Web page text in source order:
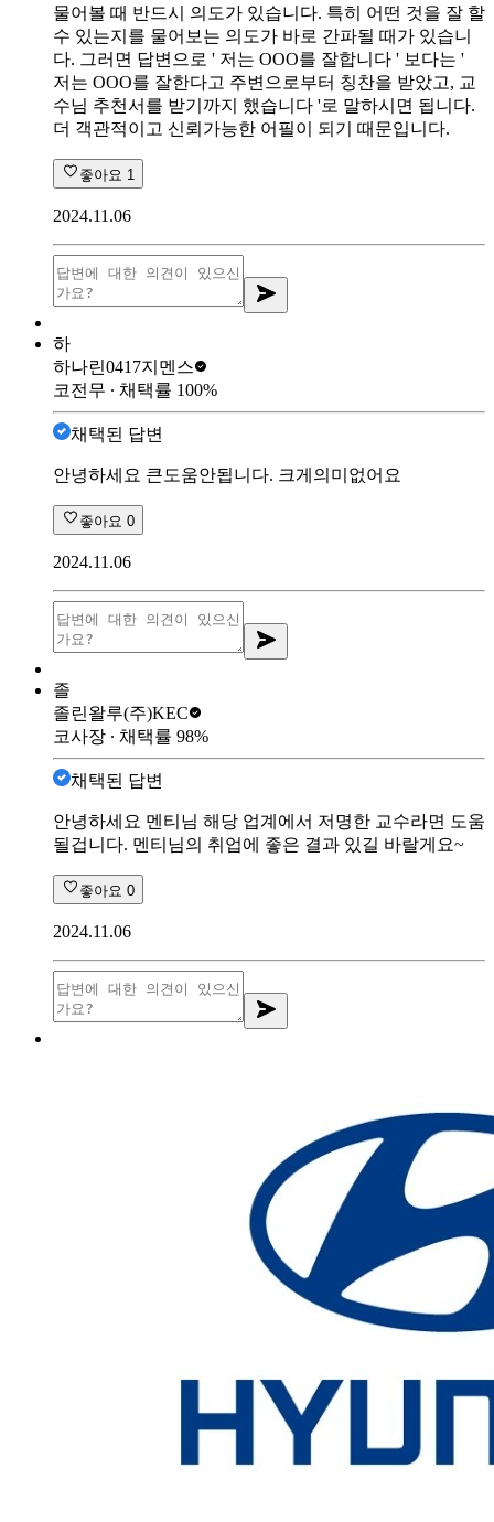
물어볼 때 반드시 의도가 있습니다. 특히 어떤 것을 잘 할
수 있는지를 물어보는 의도가 바로 간파될 때가 있습니
다. 그러면 답변으로 ' 저는 OOO를 잘합니다 ' 보다는 '
저는 OOO를 잘한다고 주변으로부터 칭찬을 받았고, 교
수님 추천서를 받기까지 했습니다 '로 말하시면 됩니다.
더 객관적이고 신뢰가능한 어필이 되기 때문입니다.
좋아요 1
2024.11.06
하
하나린0417지멘스
코전무 ∙ 채택률 100%
채택된 답변
안녕하세요 큰도움안됩니다. 크게의미없어요
좋아요 0
2024.11.06
졸
졸린왈루(주)KEC
코사장 ∙ 채택률 98%
채택된 답변
안녕하세요 멘티님 해당 업계에서 저명한 교수라면 도움
될겁니다. 멘티님의 취업에 좋은 결과 있길 바랄게요~
좋아요 0
2024.11.06